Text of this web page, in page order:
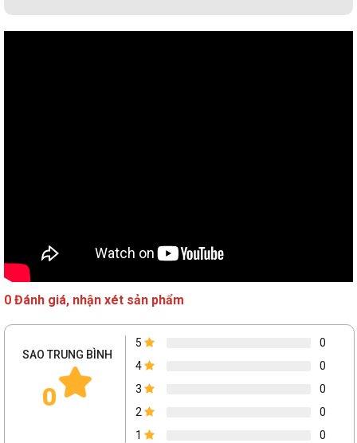
0 Đánh giá, nhận xét sản phẩm
SAO TRUNG BÌNH
0
5
0
4
0
3
0
2
0
1
0